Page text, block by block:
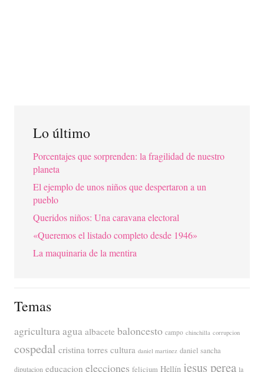
Lo último
Porcentajes que sorprenden: la fragilidad de nuestro
planeta
El ejemplo de unos niños que despertaron a un
pueblo
Queridos niños: Una caravana electoral
«Queremos el listado completo desde 1946»
La maquinaria de la mentira
Temas
agriculturaagua albacete baloncesto campo chinchilla corrupcion
cospedal cristina torres cultura daniel martinez daniel sancha
diputacion educacion elecciones felicium Hellín jesus perea la